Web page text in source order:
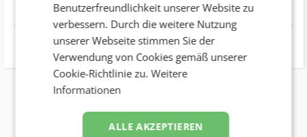
Website http://www.ogm.at
Benutzerfreundlichkeit unserer Website zu
verbessern. Durch die weitere Nutzung
unserer Webseite stimmen Sie der
Verwendung von Cookies gemäß unserer
Cookie-Richtlinie zu.Weitere
Informationen
ALLE AKZEPTIEREN